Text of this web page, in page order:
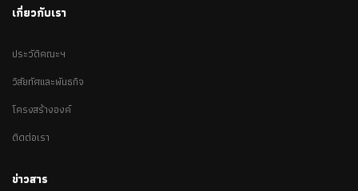
เกี่ยวกับเรา
ประวัติคณะฯ
วิสัยทัศและพันธกิจ
โครงสร้างองค์
ติดต่อเรา
ข่าวสาร